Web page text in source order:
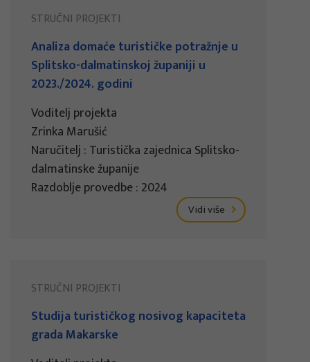
STRUČNI PROJEKTI
Analiza domaće turističke potražnje u
Splitsko-dalmatinskoj županiji u
2023./2024. godini
Voditelj projekta
Zrinka Marušić
Naručitelj : Turistička zajednica Splitsko-
dalmatinske županije
Razdoblje provedbe : 2024
Vidi više
STRUČNI PROJEKTI
Studija turističkog nosivog kapaciteta
grada Makarske